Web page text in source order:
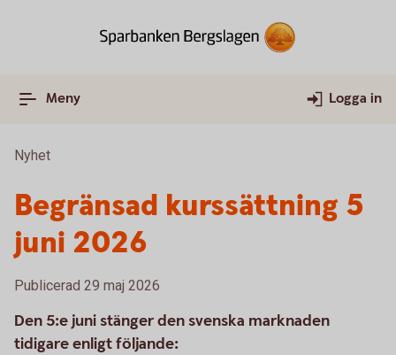
Meny Logga in
Nyhet
Begränsad kurssättning 5
juni 2026
Publicerad 29 maj 2026
Den 5:e juni stänger den svenska marknaden
tidigare enligt följande: